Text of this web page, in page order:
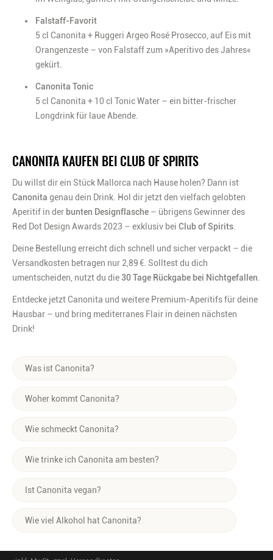
Falstaff-Favorit
5 cl Canonita + Ruggeri Argeo Rosé Prosecco, auf Eis mit
Orangenzeste – von Falstaff zum »Aperitivo des Jahres«
gekürt.
Canonita Tonic
5 cl Canonita + 10 cl Tonic Water – ein bitter-frischer
Longdrink für laue Abende.
CANONITA KAUFEN BEI CLUB OF SPIRITS
Du willst dir ein Stück Mallorca nach Hause holen? Dann ist
Canonita genau dein Drink. Hol dir jetzt den vielfach gelobten
Aperitif in der bunten Designflasche – übrigens Gewinner des
Red Dot Design Awards 2023 – exklusiv bei Club of Spirits
Deine Bestellung erreicht dich schnell und sicher verpackt – die
Versandkosten betragen nur 2,89 €. Solltest du dich
umentscheiden, nutzt du die30 Tage Rückgabe bei Nichtgefallen
Entdecke jetzt Canonita und weitere Premium-Aperitifs für deine
Hausbar – und bring mediterranes Flair in deinen nächsten
Drink!
Was ist Canonita?
Insel Mallorca. Er wird aus der aromatischen Canoneta-
fruchtig, frisch und mit mediterranem Twist.
Woher kommt Canonita?
wird in der traditionsreichen Destillerie Antonio Nadal
Wie schmeckt Canonita?
Wie trinke ich Canonita am besten?
Prosecco, Soda und einer Orangenscheibe. Auch mit Tonic
Ist Canonita vegan?
Wie viel Alkohol hat Canonita?
vor dem Essen oder als leichter Longdrink zwischendurch.